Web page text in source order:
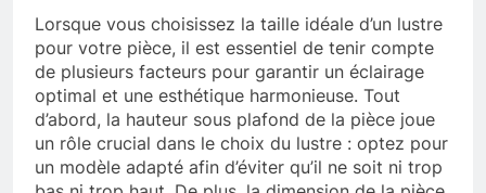
Lorsque vous choisissez la taille idéale d’un lustre
pour votre pièce, il est essentiel de tenir compte
de plusieurs facteurs pour garantir un éclairage
optimal et une esthétique harmonieuse. Tout
d’abord, la hauteur sous plafond de la pièce joue
un rôle crucial dans le choix du lustre : optez pour
un modèle adapté afin d’éviter qu’il ne soit ni trop